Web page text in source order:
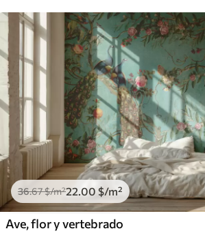
36.67$/m²22 .00 $/m²
Ave, flor y vertebrado